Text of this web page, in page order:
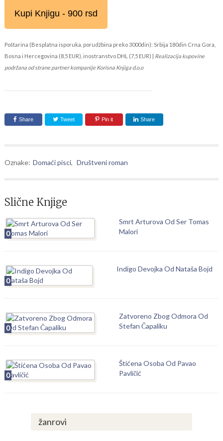
Kupi Knjigu - 900 rsd
Poštarina (Besplatna isporuka, porudžbina preko 3000din): Srbija 180din Crna Gora,
Bosna i Hercegovina (8,5 EUR), inostranstvo DHL (7,5 EUR) | Realizacija kupovine
podržana od strane partner kompanije Korisna Knjiga d.o.o
Share Tweet Pin it Share
Oznake: Domaći pisci, Društveni roman
Slične Knjige
0
Smrt Arturova Od Ser Tomas
Malori
0
Indigo Devojka Od Nataša Bojd
0
Zatvoreno Zbog Odmora Od
Stefan Čapaliku
0
Štićena Osoba Od Pavao
Pavličić
žanrovi